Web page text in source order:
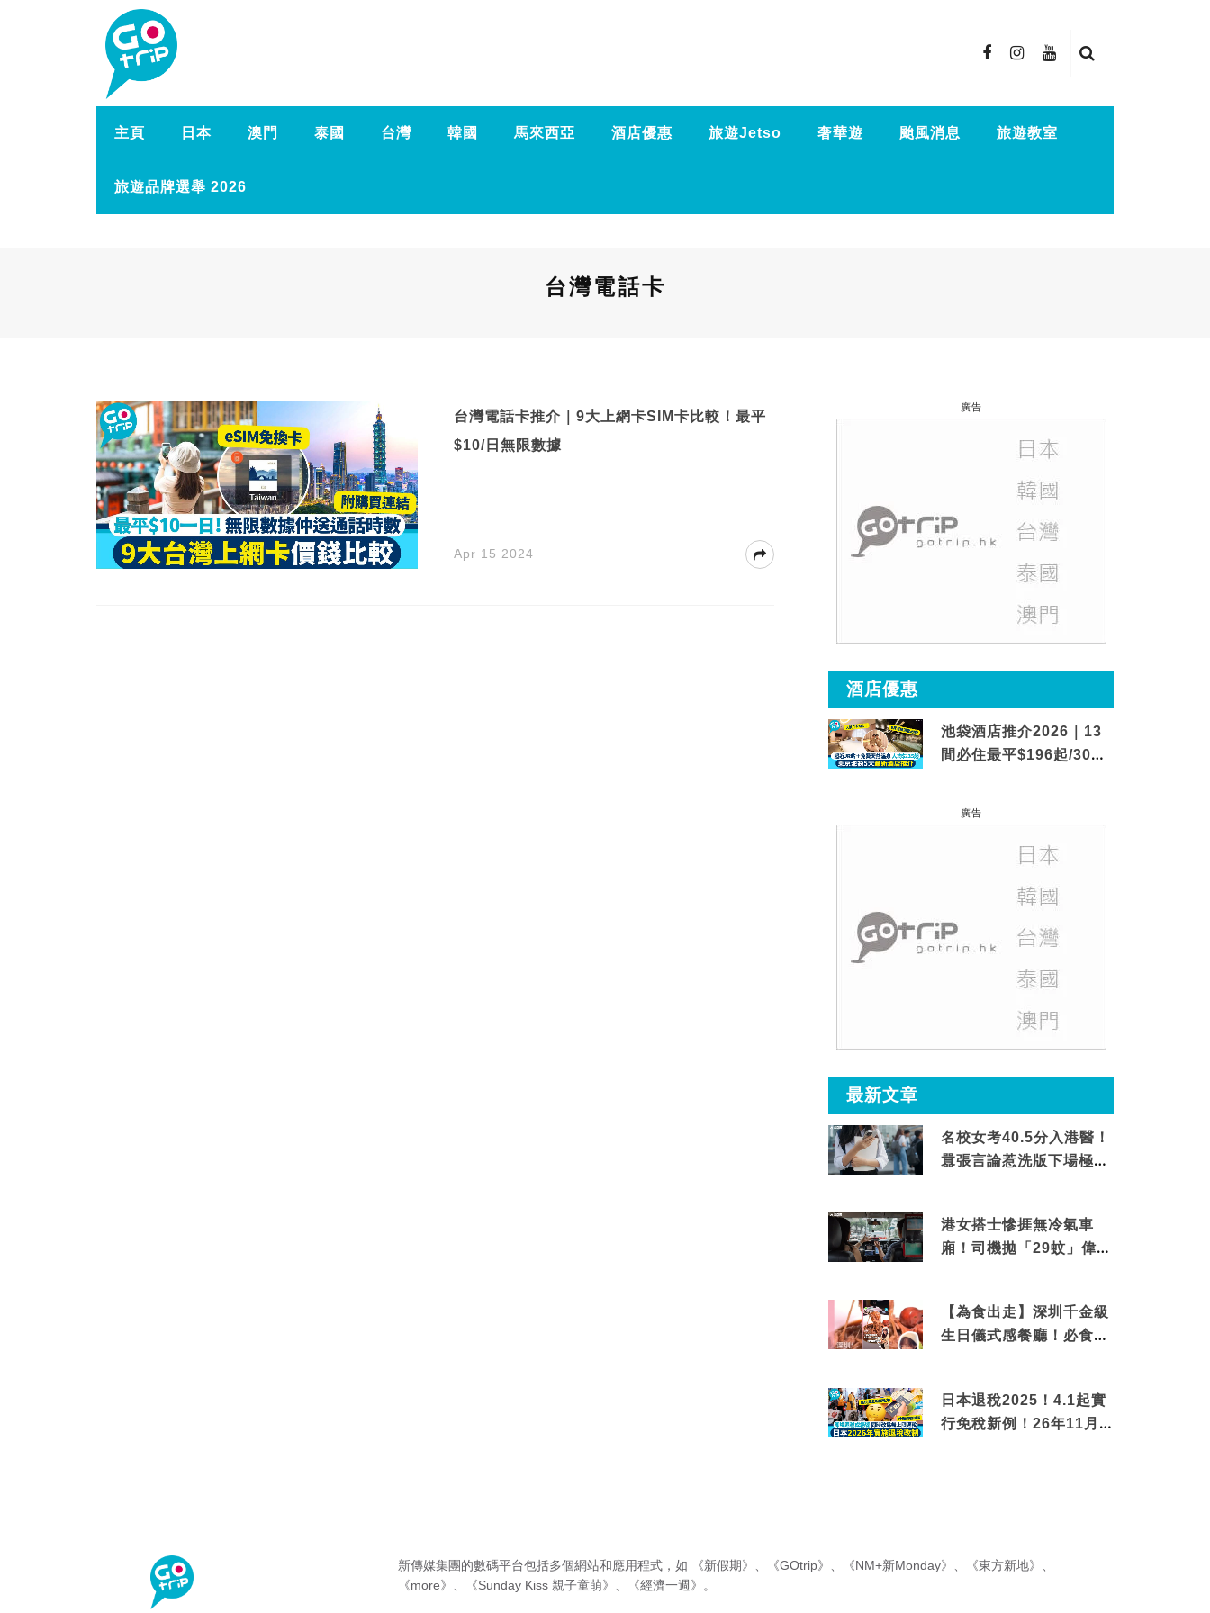
主頁 日本 澳門 泰國 台灣 韓國 馬來西亞 酒店優惠 旅遊Jetso 奢華遊 颱風消息 旅遊教室
旅遊品牌選舉 2026
台灣電話卡
台灣電話卡推介｜9大上網卡SIM卡比較！最平
$10/日無限數據
Apr 15 2024
廣告
酒店優惠
池袋酒店推介2026｜13
間必住最平$196起/30秒
廣告
最新文章
名校女考40.5分入港醫！
囂張言論惹洗版下場極震
港女搭士慘捱無冷氣車
廂！司機拋「29蚊」偉論
【為食出走】深圳千金級
生日儀式感餐廳！必食失
日本退稅2025！4.1起實
行免稅新例！26年11月
新傳媒集團的數碼平台包括多個網站和應用程式，如 《新假期》 《GOtrip》 《NM+新Monday》 《東方新地》
《more》
《Sunday Kiss 親子童萌》 《經濟一週》 。